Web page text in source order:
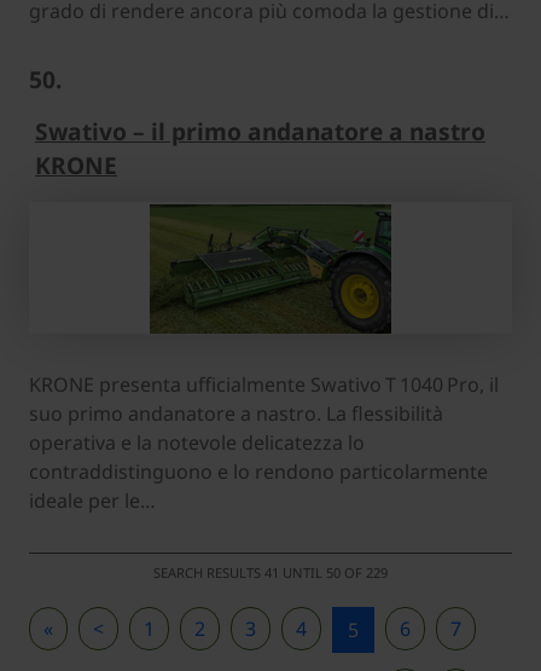
grado di rendere ancora più comoda la gestione di…
50.
Swativo – il primo andanatore a nastro
KRONE
KRONE presenta ufficialmente Swativo T 1040 Pro, il
suo primo andanatore a nastro. La flessibilità
operativa e la notevole delicatezza lo
contraddistinguono e lo rendono particolarmente
ideale per le…
SEARCH RESULTS 41 UNTIL 50 OF 229
« < 1 2 3 4 5 6 7